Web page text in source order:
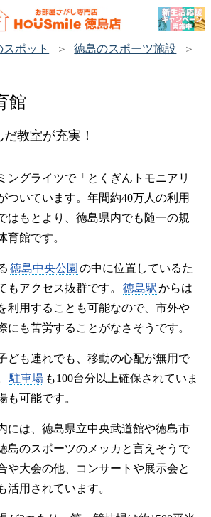
ポット
徳島のスポーツ施設
館
教室が充実！
ングライツで「とくぎんトモニアリ
ついています。年間約40万人の利用
はもとより、徳島県内でも随一の規
育館です。
徳島中央公園 の中に位置しているた
もアクセス抜群です。
徳島駅からは
利用することも可能なので、市外や
にも苦労することがなさそうです。
ども連れでも、移動の心配が無用で
駐車場 も100台分以上確保されていま
も可能です。
には、徳島県立中央武道館や徳島市
島のスポーツのメッカと言えそうで
や大会の他、コンサートや展示会と
活用されています。